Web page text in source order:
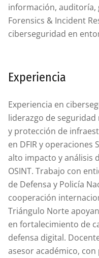
información, auditoría,
Forensics & Incident
ciberseguridad en
Experiencia
Experiencia en
liderazgo de
y protección de
en DFIR y operaciones
alto impacto y análisis
OSINT. Trabajo con
de Defensa y Policía
cooperación
Triángulo Norte
en fortalecimiento de
defensa digital.
asesor académico,